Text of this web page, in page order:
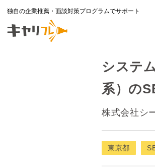
独自の企業推薦・面談対策プログラムでサポート
システ
系）の
株式会社シ
東京都